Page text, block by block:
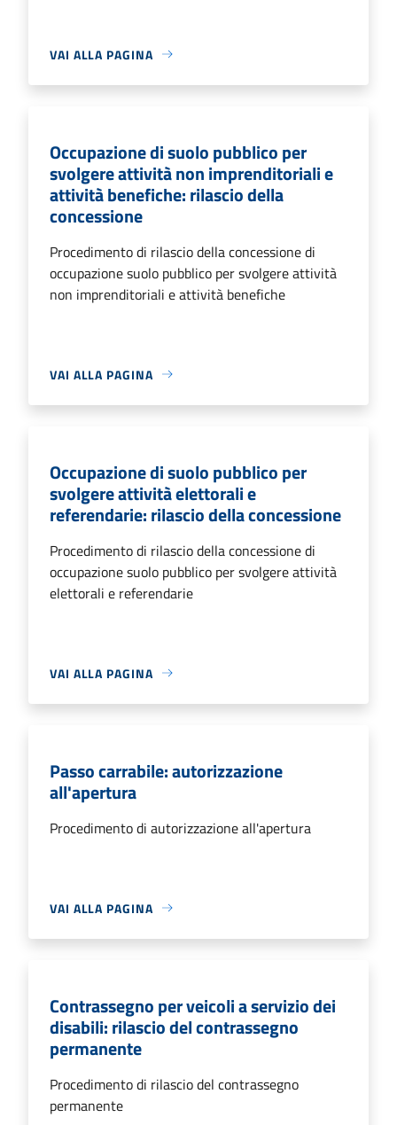
VAI ALLA PAGINA
Occupazione di suolo pubblico per
svolgere attività non imprenditoriali e
attività benefiche: rilascio della
concessione
Procedimento di rilascio della concessione di
occupazione suolo pubblico per svolgere attività
non imprenditoriali e attività benefiche
VAI ALLA PAGINA
Occupazione di suolo pubblico per
svolgere attività elettorali e
referendarie: rilascio della concessione
Procedimento di rilascio della concessione di
occupazione suolo pubblico per svolgere attività
elettorali e referendarie
VAI ALLA PAGINA
Passo carrabile: autorizzazione
all'apertura
Procedimento di autorizzazione all'apertura
VAI ALLA PAGINA
Contrassegno per veicoli a servizio dei
disabili: rilascio del contrassegno
permanente
Procedimento di rilascio del contrassegno
permanente